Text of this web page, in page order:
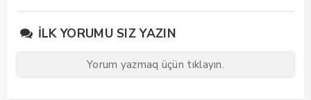
İLK YORUMU SIZ YAZIN
Yorum yazmaq üçün tıklayın.